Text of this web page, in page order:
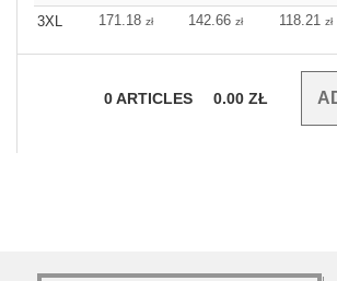
3XL
171.18 zł 142.66 zł 118.21 zł
0ARTICLES 0.00 ZŁ